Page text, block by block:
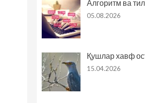
Алгоритм ва
05.08.2026
Қушлар хавф
15.04.2026